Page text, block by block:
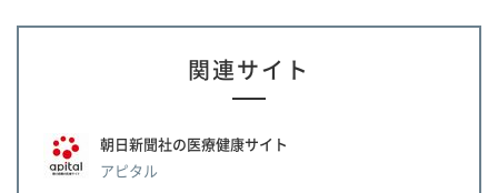
関連サイト
朝日新聞社の医療健康サイト
アピタル